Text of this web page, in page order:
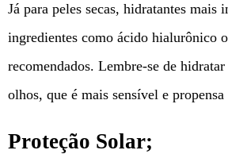
Já para peles secas, hidratantes mais
ingredientes como ácido hialurônico
recomendados. Lembre-se de
olhos, que é mais sensível e propensa
Proteção Solar;